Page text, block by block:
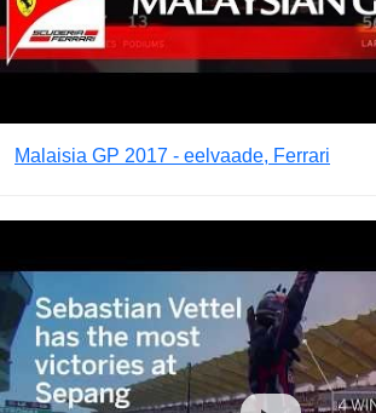
Malaisia GP 2017 - eelvaade, Ferrari